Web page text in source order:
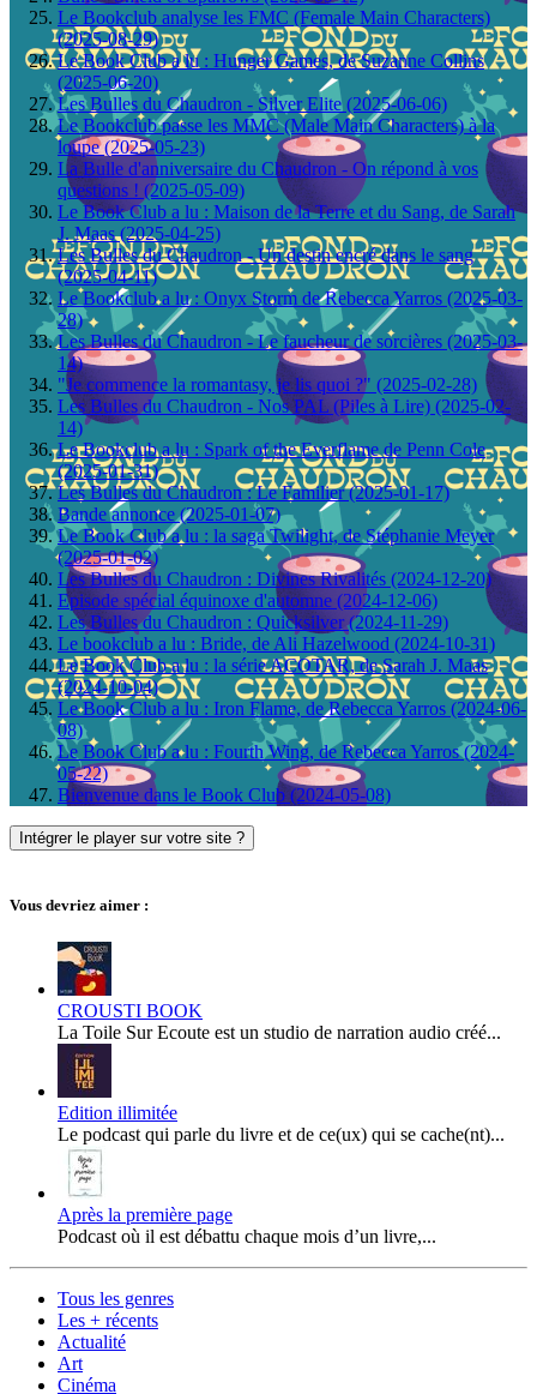
Le Bookclub analyse les FMC (Female Main Characters)
(2025-08-29)
Le Book Club a lu : Hunger Games, de Suzanne Collins
(2025-06-20)
Les Bulles du Chaudron - Silver Elite (2025-06-06)
Le Bookclub passe les MMC (Male Main Characters) à la
loupe (2025-05-23)
La Bulle d'anniversaire du Chaudron - On répond à vos
questions ! (2025-05-09)
Le Book Club a lu : Maison de la Terre et du Sang, de Sarah
J. Maas (2025-04-25)
Les Bulles du Chaudron - Un destin encré dans le sang
(2025-04-11)
Le Bookclub a lu : Onyx Storm de Rebecca Yarros (2025-03-
28)
Les Bulles du Chaudron - Le faucheur de sorcières (2025-03-
14)
"Je commence la romantasy, je lis quoi ?" (2025-02-28)
Les Bulles du Chaudron - Nos PAL (Piles à Lire) (2025-02-
14)
Le Bookclub a lu : Spark of the Everflame de Penn Cole
(2025-01-31)
Les Bulles du Chaudron : Le Familier (2025-01-17)
Bande annonce (2025-01-07)
Le Book Club a lu : la saga Twilight, de Stéphanie Meyer
(2025-01-02)
Les Bulles du Chaudron : Divines Rivalités (2024-12-20)
Episode spécial équinoxe d'automne (2024-12-06)
Les Bulles du Chaudron : Quicksilver (2024-11-29)
Le bookclub a lu : Bride, de Ali Hazelwood (2024-10-31)
Le Book Club a lu : la série ACOTAR, de Sarah J. Maas
(2024-10-04)
Le Book Club a lu : Iron Flame, de Rebecca Yarros (2024-06-
08)
Le Book Club a lu : Fourth Wing, de Rebecca Yarros (2024-
05-22)
Bienvenue dans le Book Club (2024-05-08)
Intégrer le player sur votre site ?
Vous devriez aimer :
CROUSTI BOOK
La Toile Sur Ecoute est un studio de narration audio créé...
Edition illimitée
Le podcast qui parle du livre et de ce(ux) qui se cache(nt)...
Après la première page
Podcast où il est débattu chaque mois d’un livre,...
Tous les genres
Les + récents
Actualité
Art
Cinéma